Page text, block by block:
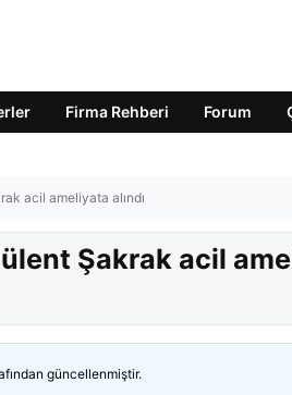
Firma Rehberi Forum
acil ameliyata alındı
Şakrak acil
güncellenmiştir.